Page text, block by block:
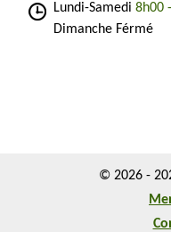
Lundi-Samedi 8h00
Dimanche Férmé
© 2026 -